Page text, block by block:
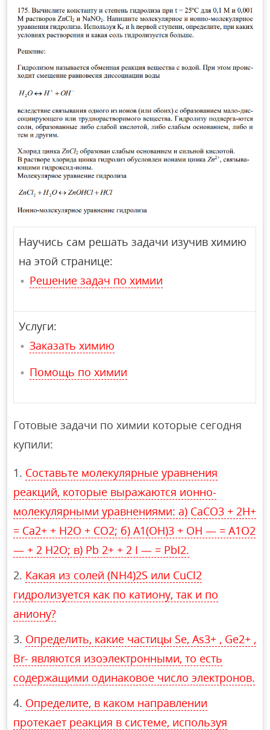
Научись сам решать задачи изучив химию
на этой странице:
Решение задач по химии
Услуги:
Заказать химию
Помощь по химии
Готовые задачи по химии которые сегодня
купили:
Составьте молекулярные уравнения
реакций, которые выражаются ионно-
молекулярными уравнениями: а) СаСО3 + 2Н+
= Са2+ + Н2O + СO2; б) А1(ОН)3 + ОН — = А1O2
— + 2 Н2O; в) Рb 2+ + 2 I — = РbI2.
Какая из солей (NH4)2S или CuCl2
гидролизуется как по катиону, так и по
аниону?
Определить, какие частицы Se, As3+ , Ge2+ ,
Br- являются изоэлектронными, то есть
содержащими одинаковое число электронов.
Определите, в каком направлении
протекает реакция в системе, используя